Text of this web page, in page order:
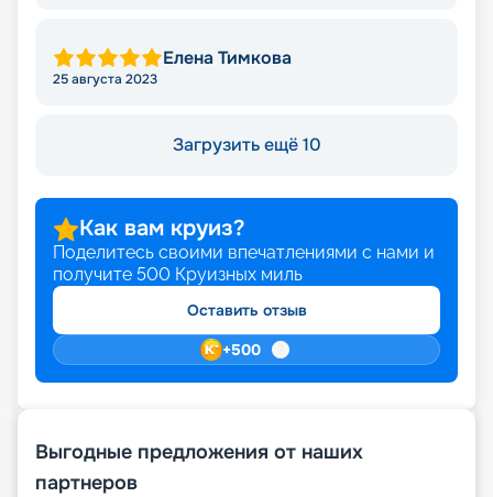
Елена Тимкова
25 августа 2023
Загрузить ещё 10
Как вам круиз?
Поделитесь своими впечатлениями с нами и
получите 500 Круизных миль
Оставить отзыв
+500
Выгодные предложения от наших
партнеров